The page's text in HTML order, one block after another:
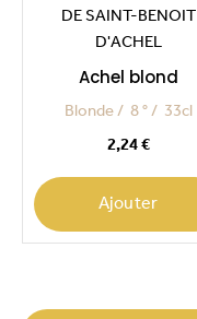
DE SAINT-BENOIT
D'ACHEL
Achel blond
Blonde 8 ° 33cl
2,24 €
Ajouter